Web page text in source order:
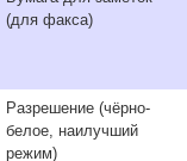
(для факса)
Разрешение (чёрно-
белое, наилучший
режим)